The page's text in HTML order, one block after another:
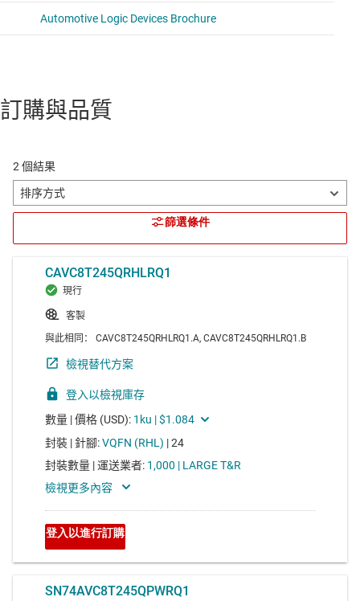
訂購與品質